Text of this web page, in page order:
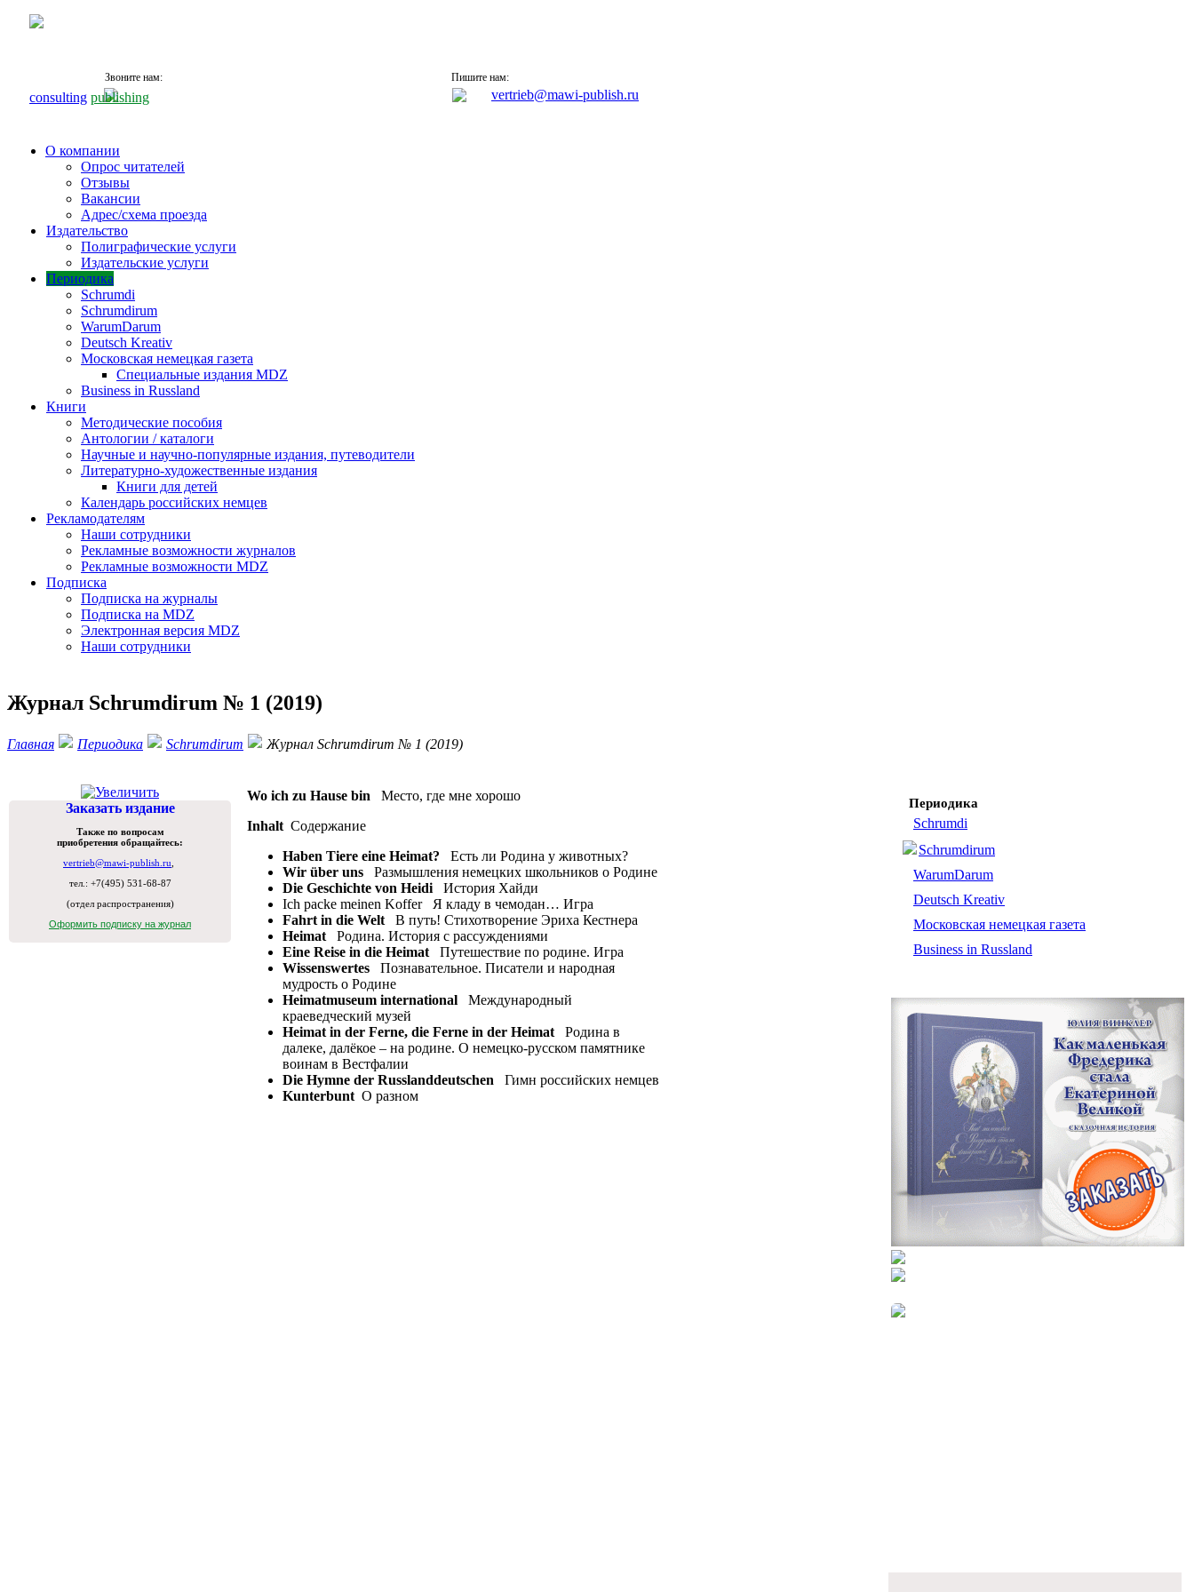
consulting publishing
Звоните нам:
+7 (495)
Пишите нам:
vertrieb@mawi-publish.ru
О компании
Опрос читателей
Отзывы
Вакансии
Адрес/схема проезда
Издательство
Полиграфические услуги
Издательские услуги
Периодика
Schrumdi
Schrumdirum
WarumDarum
Deutsch Kreativ
Московская немецкая газета
Специальные издания MDZ
Business in Russland
Книги
Методические пособия
Антологии / каталоги
Научные и научно-популярные издания, путеводители
Литературно-художественные издания
Книги для детей
Календарь российских немцев
Рекламодателям
Наши сотрудники
Рекламные возможности журналов
Рекламные возможности MDZ
Подписка
Подписка на журналы
Подписка на MDZ
Электронная версия MDZ
Наши сотрудники
Журнал Schrumdirum № 1 (2019)
Главная Периодика Schrumdirum
Журнал Schrumdirum № 1 (2019)
Заказать издание
Также по вопросам
приобретения обращайтесь:
vertrieb@mawi-publish.ru
тел.: +7(495) 531-68-87
(отдел распространения)
Оформить подписку на журнал
Wo ich zu Hause bin Место, где мне хорошо
Inhalt Содержание
Haben Tiere eine Heimat? Есть ли Родина у животных?
Wir über uns Размышления немецких школьников о Родине
Die Geschichte von Heidi История Хайди
Ich packe meinen Koffer Я кладу в чемодан… Игра
Fahrt in die Welt В путь! Стихотворение Эриха Кестнера
Heimat Родина. История с рассуждениями
Eine Reise in die Heimat Путешествие по родине. Игра
Wissenswertes Познавательное. Писатели и народная
мудрость о Родине
Heimatmuseum international Международный
краеведческий музей
Heimat in der Ferne, die Ferne in der Heimat Родина в
далеке, далёкое – на родине. О немецко-русском памятнике
воинам в Вестфалии
Die Hymne der Russlanddeutschen Гимн российских немцев
Kunterbunt О разном
Периодика
Schrumdi
Schrumdirum
WarumDarum
Deutsch Kreativ
Московская немецкая газета
Business in Russland